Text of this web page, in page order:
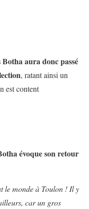
aura donc passé
, ratant ainsi un
est content
évoque son retour
le monde à Toulon ! Il y
car un gros